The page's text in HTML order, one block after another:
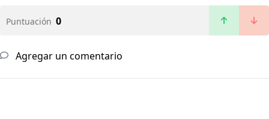
Puntuación 0
Agregar un comentario